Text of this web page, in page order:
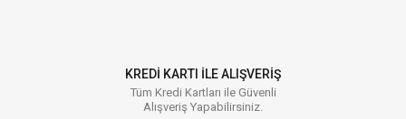
KREDİ KARTI İLE ALIŞVERİŞ
Tüm Kredi Kartları ile Güvenli
Alışveriş Yapabilirsiniz.